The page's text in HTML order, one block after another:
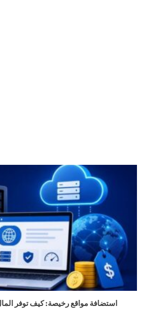
استضافة مواقع رخيصة: كيف توفر